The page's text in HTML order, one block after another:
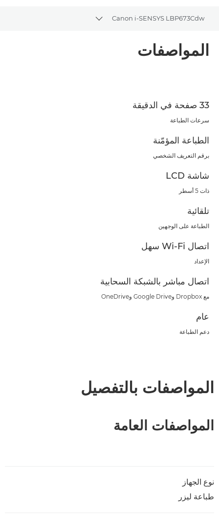
Canon i-SENSYS LBP673Cdw
Toggle breadcrumbs
نظرة عامة
المواصفات
33 صفحة في الدقيقة
سرعات الطباعة
الطباعة المؤمّنة
برقم التعريف الشخصي
شاشة LCD
ذات 5 أسطر
تلقائية
الطباعة على الوجهين
اتصال Wi-Fi سهل
الإعداد
اتصال مباشر بالشبكة السحابية
مع Dropbox وGoogle Drive وOneDrive
عام
دعم الطباعة
المواصفات بالتفصيل
المواصفات العامة
نوع الجهاز
طباعة ليزر